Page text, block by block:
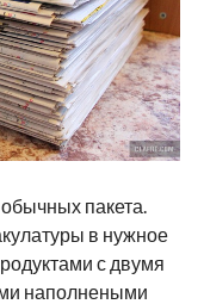
пакета.
в нужное
с двумя
наполнеными